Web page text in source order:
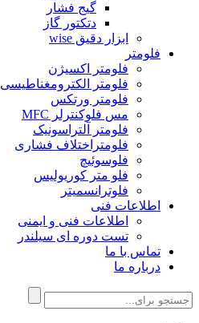
گیج فشار
دتکتور گاز
ابزار دقیق wise
فلومتر
فلومتر اکسیژن
فلومتر الکترومغناطیسی
فلومتر ورتکس
مس فلوکنترلر MFC
فلومتر آلتراسونیک
فلومتراختلاف فشاری
فلوسوئیچ
فلو متر کوریولیس
فلوترانسمیتر
اطلاعات فنی
اطلاعات فنی و ایمنی
تست دوره ای سیلندر
تماس با ما
درباره ما